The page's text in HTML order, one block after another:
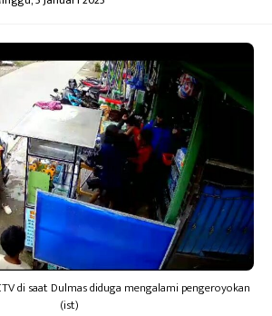
di saat Dulmas diduga mengalami pengeroyokan
(ist)